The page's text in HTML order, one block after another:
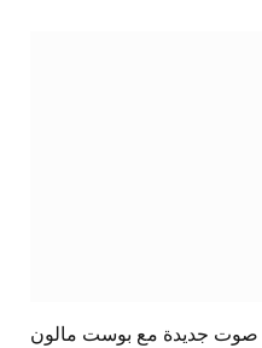
صوت جديدة مع بوست مالون